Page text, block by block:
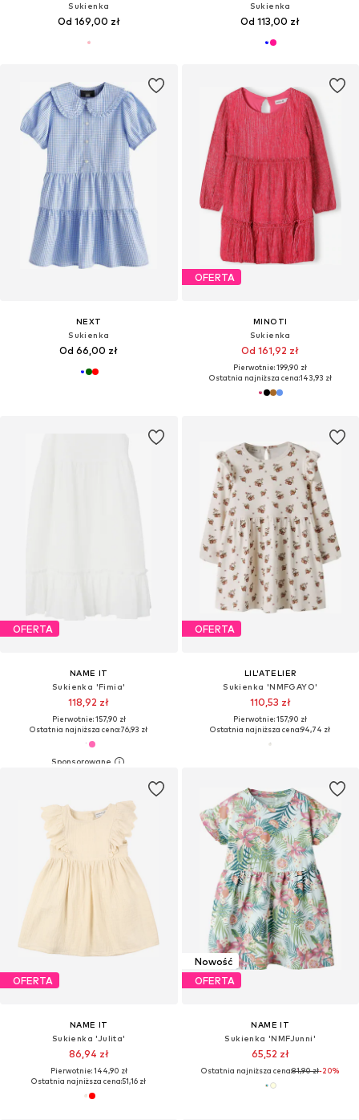
Sukienka
Od 169,00 zł
Sukienka
Od 113,00 zł
NEXT
Sukienka
Od 66,00 zł
OFERTA
MINOTI
Sukienka
Od 161,92 zł
Pierwotnie: 199,90 zł
Ostatnia najniższa cena:143,93 zł
OFERTA
NAME IT
Sukienka 'Fimia'
118,92 zł
Pierwotnie: 157,90 zł
Ostatnia najniższa cena:76,93 zł
OFERTA
LIL'ATELIER
Sukienka 'NMFGAYO'
110,53 zł
Pierwotnie: 157,90 zł
Ostatnia najniższa cena:94,74 zł
OFERTA
NAME IT
Sukienka 'Julita'
86,94 zł
Pierwotnie: 144,90 zł
Ostatnia najniższa cena:51,16 zł
Nowość
OFERTA
NAME IT
Sukienka 'NMFJunni'
65,52 zł
Ostatnia najniższa cena:81,90 zł-20%